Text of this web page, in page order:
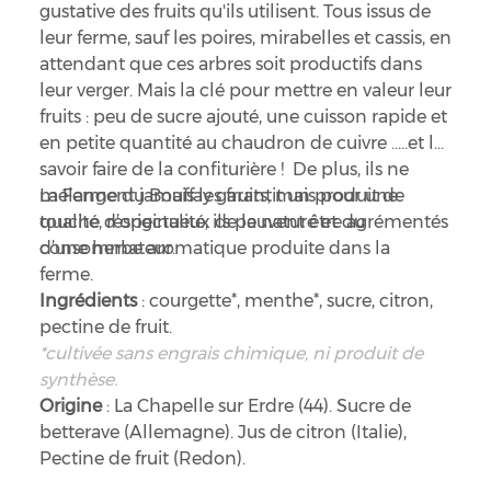
gustative des fruits qu'ils utilisent. Tous issus de
leur ferme, sauf les poires, mirabelles et cassis, en
attendant que ces arbres soit productifs dans
leur verger. Mais la clé pour mettre en valeur leur
fruits : peu de sucre ajouté, une cuisson rapide et
en petite quantité au chaudron de cuivre …..et le
savoir faire de la confiturière ! De plus, ils ne
mélangent jamais les fruits, mais pour une
touche d’originalité, ils peuvent être agrémentés
d’une herbe aromatique produite dans la
ferme.
La Ferme du Bouffay garantit un produit de
qualité, respectueux de la nature et du
consommateur.
Ingrédients : courgette*, menthe*, sucre, citron,
pectine de fruit.
*cultivée sans engrais chimique, ni produit de
synthèse.
Origine: La Chapelle sur Erdre (44). Sucre de
betterave (Allemagne). Jus de citron (Italie),
Pectine de fruit (Redon).